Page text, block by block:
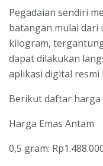
Pegadaian sendiri
batangan mulai dari
kilogram,
dapat dilakukan
aplikasi digital resmi
Berikut daftar harga
Harga Emas Antam
0,5 gram: